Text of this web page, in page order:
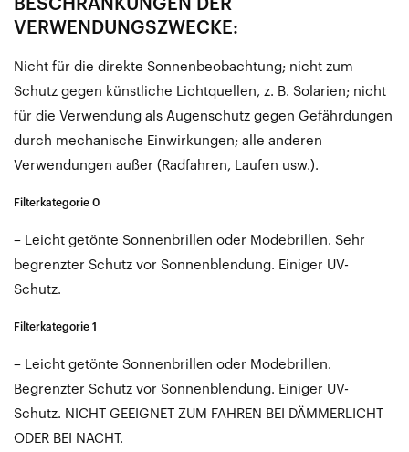
BESCHRÄNKUNGEN DER
VERWENDUNGSZWECKE:
Nicht für die direkte Sonnenbeobachtung; nicht zum
Schutz gegen künstliche Lichtquellen, z. B. Solarien; nicht
für die Verwendung als Augenschutz gegen Gefährdungen
durch mechanische Einwirkungen; alle anderen
Verwendungen außer (Radfahren, Laufen usw.).
Filterkategorie 0
– Leicht getönte Sonnenbrillen oder Modebrillen. Sehr
begrenzter Schutz vor Sonnenblendung. Einiger UV-
Schutz.
Filterkategorie 1
– Leicht getönte Sonnenbrillen oder Modebrillen.
Begrenzter Schutz vor Sonnenblendung. Einiger UV-
Schutz. NICHT GEEIGNET ZUM FAHREN BEI DÄMMERLICHT
ODER BEI NACHT.